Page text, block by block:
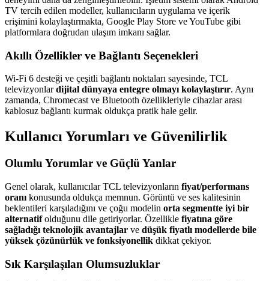
TV tercih edilen modeller, kullanıcıların uygulama ve içerik
erişimini kolaylaştırmakta, Google Play Store ve YouTube gibi
platformlara doğrudan ulaşım imkanı sağlar.
Akıllı Özellikler ve Bağlantı Seçenekleri
Wi-Fi 6 desteği ve çeşitli bağlantı noktaları sayesinde, TCL
televizyonlardijital dünyaya entegre olmayı kolaylaştırır. Aynı
zamanda, Chromecast ve Bluetooth özellikleriyle cihazlar arası
kablosuz bağlantı kurmak oldukça pratik hale gelir.
Kullanıcı Yorumları ve Güvenilirlik
Olumlu Yorumlar ve Güçlü Yanlar
Genel olarak, kullanıcılar TCL televizyonların fiyat/performans
oranı konusunda oldukça memnun. Görüntü ve ses kalitesinin
beklentileri karşıladığını ve çoğu modelin orta segmentte iyi bir
alternatifolduğunu dile getiriyorlar. Özellikle fiyatına göre
sağladığı teknolojik avantajlar ve düşük fiyatlı modellerde bile
yüksek çözünürlük ve fonksiyonellik dikkat çekiyor.
Sık Karşılaşılan Olumsuzluklar